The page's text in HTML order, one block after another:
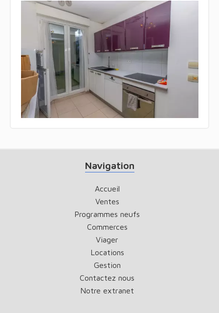
Navigation
Accueil
Ventes
Programmes neufs
Commerces
Viager
Locations
Gestion
Contactez nous
Notre extranet